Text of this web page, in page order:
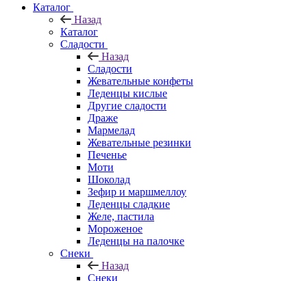
Каталог
Назад
Каталог
Сладости
Назад
Сладости
Жевательные конфеты
Леденцы кислые
Другие сладости
Драже
Мармелад
Жевательные резинки
Печенье
Моти
Шоколад
Зефир и маршмеллоу
Леденцы сладкие
Желе, пастила
Мороженое
Леденцы на палочке
Снеки
Назад
Снеки